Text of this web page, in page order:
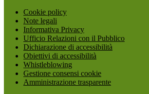
Cookie policy
Note legali
Informativa Privacy
Ufficio Relazioni con il Pubblico
Dichiarazione di accessibilità
Obiettivi di accessibilità
Whistleblowing
Gestione consensi cookie
Amministrazione trasparente